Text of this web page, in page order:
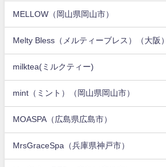
MELLOW（岡山県岡山市）
Melty Bless（メルティーブレス）（大阪）
milktea(ミルクティー)
mint（ミント）（岡山県岡山市）
MOASPA（広島県広島市）
MrsGraceSpa（兵庫県神戸市）